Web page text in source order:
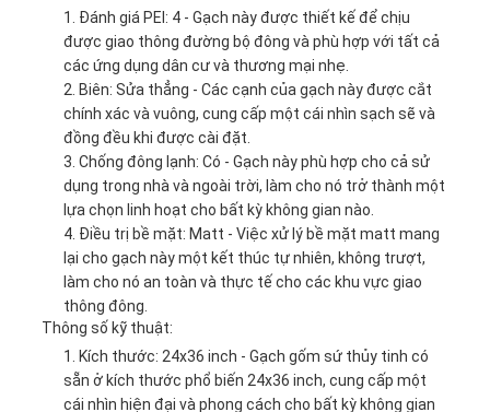
Đánh giá PEI: 4 - Gạch này được thiết kế để chịu
được giao thông đường bộ đông và phù hợp với tất cả
các ứng dụng dân cư và thương mại nhẹ.
Biên: Sửa thẳng - Các cạnh của gạch này được cắt
chính xác và vuông, cung cấp một cái nhìn sạch sẽ và
đồng đều khi được cài đặt.
Chống đông lạnh: Có - Gạch này phù hợp cho cả sử
dụng trong nhà và ngoài trời, làm cho nó trở thành một
lựa chọn linh hoạt cho bất kỳ không gian nào.
Điều trị bề mặt: Matt - Việc xử lý bề mặt matt mang
lại cho gạch này một kết thúc tự nhiên, không trượt,
làm cho nó an toàn và thực tế cho các khu vực giao
thông đông.
Thông số kỹ thuật:
Kích thước: 24x36 inch - Gạch gốm sứ thủy tinh có
sẵn ở kích thước phổ biến 24x36 inch, cung cấp một
cái nhìn hiện đại và phong cách cho bất kỳ không gian